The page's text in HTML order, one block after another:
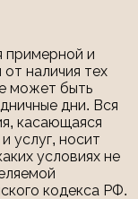
примерной и
наличия тех
может быть
дни. Вся
касающаяся
услуг, носит
условиях не
кодекса РФ.